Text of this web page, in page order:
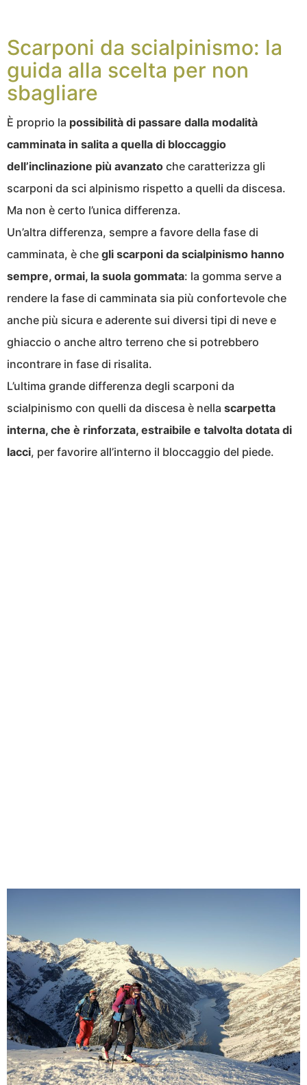
Scarponi da scialpinismo: la
guida alla scelta per non
sbagliare
È proprio la possibilità di passare dalla modalità
camminata in salita a quella di bloccaggio
dell’inclinazione più avanzato che caratterizza gli
scarponi da sci alpinismo rispetto a quelli da discesa.
Ma non è certo l’unica differenza.
Un’altra differenza, sempre a favore della fase di
camminata, è che gli scarponi da scialpinismo hanno
sempre, ormai, la suola gommata: la gomma serve a
rendere la fase di camminata sia più confortevole che
anche più sicura e aderente sui diversi tipi di neve e
ghiaccio o anche altro terreno che si potrebbero
incontrare in fase di risalita.
L’ultima grande differenza degli scarponi da
scialpinismo con quelli da discesa è nella scarpetta
interna, che è rinforzata, estraibile e talvolta dotata di
lacci, per favorire all’interno il bloccaggio del piede.